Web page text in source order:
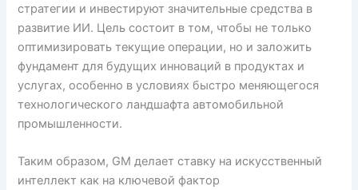
стратегии и инвестируют значительные средства в
развитие ИИ. Цель состоит в том, чтобы не только
оптимизировать текущие операции, но и заложить
фундамент для будущих инноваций в продуктах и
услугах, особенно в условиях быстро меняющегося
технологического ландшафта автомобильной
промышленности.
Таким образом, GM делает ставку на искусственный
интеллект как на ключевой фактор